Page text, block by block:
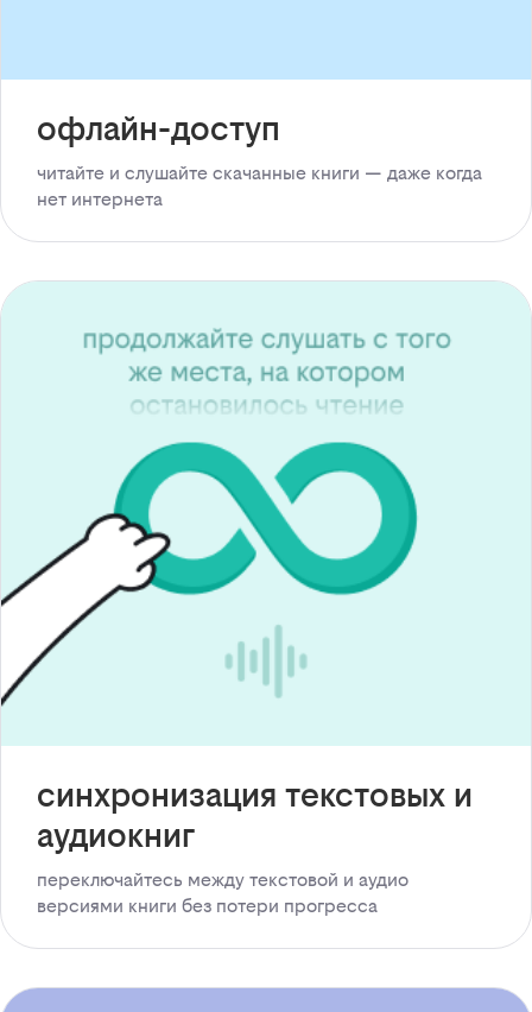
офлайн-доступ
читайте и слушайте скачанные книги — даже когда
нет интернета
синхронизация текстовых и
аудиокниг
переключайтесь между текстовой и аудио
версиями книги без потери прогресса